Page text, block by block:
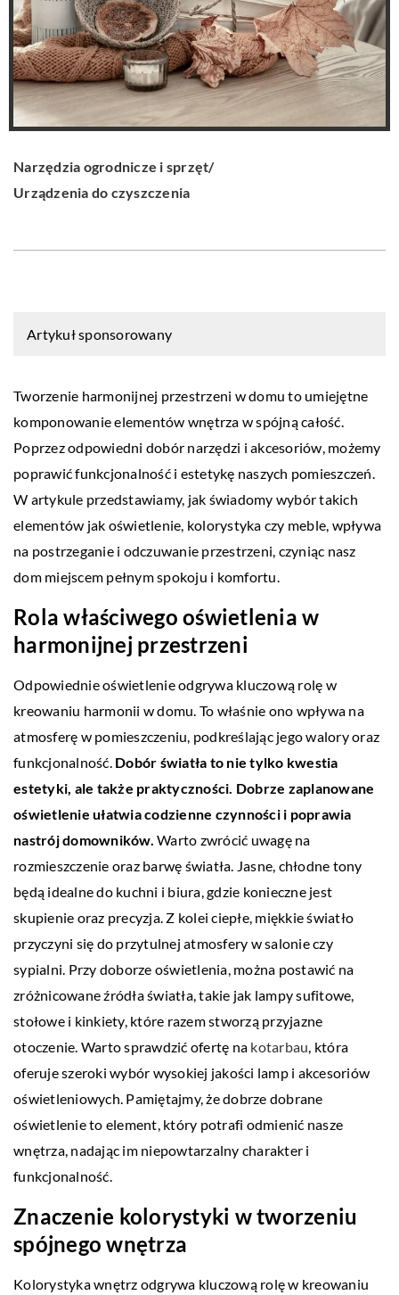
Narzędzia ogrodnicze i sprzęt/
Urządzenia do czyszczenia
Artykuł sponsorowany
Tworzenie harmonijnej przestrzeni w domu to umiejętne
komponowanie elementów wnętrza w spójną całość.
Poprzez odpowiedni dobór narzędzi i akcesoriów, możemy
poprawić funkcjonalność i estetykę naszych pomieszczeń.
W artykule przedstawiamy, jak świadomy wybór takich
elementów jak oświetlenie, kolorystyka czy meble, wpływa
na postrzeganie i odczuwanie przestrzeni, czyniąc nasz
dom miejscem pełnym spokoju i komfortu.
Rola właściwego oświetlenia w
harmonijnej przestrzeni
Odpowiednie oświetlenie odgrywa kluczową rolę w
kreowaniu harmonii w domu. To właśnie ono wpływa na
atmosferę w pomieszczeniu, podkreślając jego walory oraz
funkcjonalność. Dobór światła to nie tylko kwestia
estetyki, ale także praktyczności. Dobrze zaplanowane
oświetlenie ułatwia codzienne czynności i poprawia
nastrój domowników. Warto zwrócić uwagę na
rozmieszczenie oraz barwę światła. Jasne, chłodne tony
będą idealne do kuchni i biura, gdzie konieczne jest
skupienie oraz precyzja. Z kolei ciepłe, miękkie światło
przyczyni się do przytulnej atmosfery w salonie czy
sypialni. Przy doborze oświetlenia, można postawić na
zróżnicowane źródła światła, takie jak lampy sufitowe,
stołowe i kinkiety, które razem stworzą przyjazne
otoczenie. Warto sprawdzić ofertę na kotarbau, która
oferuje szeroki wybór wysokiej jakości lamp i akcesoriów
oświetleniowych. Pamiętajmy, że dobrze dobrane
oświetlenie to element, który potrafi odmienić nasze
wnętrza, nadając im niepowtarzalny charakter i
funkcjonalność.
Znaczenie kolorystyki w tworzeniu
spójnego wnętrza
Kolorystyka wnętrz odgrywa kluczową rolę w kreowaniu